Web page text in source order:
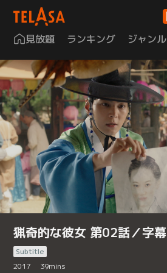
見放題 ランキング ジャンル
猟奇的な彼女 第02話／字幕
Subtitle
2017
39mins